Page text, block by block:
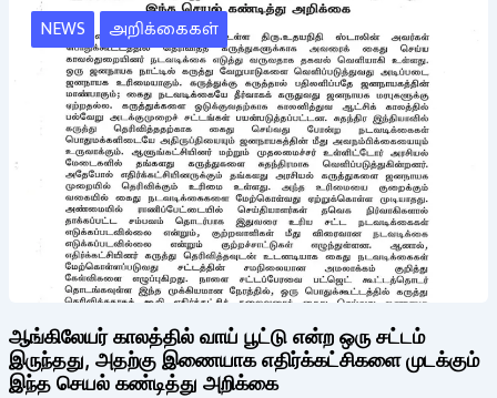
NEWS அறிக்கைகள்
ஆங்கிலேயர் காலத்தில் வாய் பூட்டு என்ற ஒரு சட்டம்
இருந்தது, அதற்கு இணையாக எதிர்க்கட்சிகளை முடக்கும்
இந்த செயல் கண்டித்து அறிக்கை